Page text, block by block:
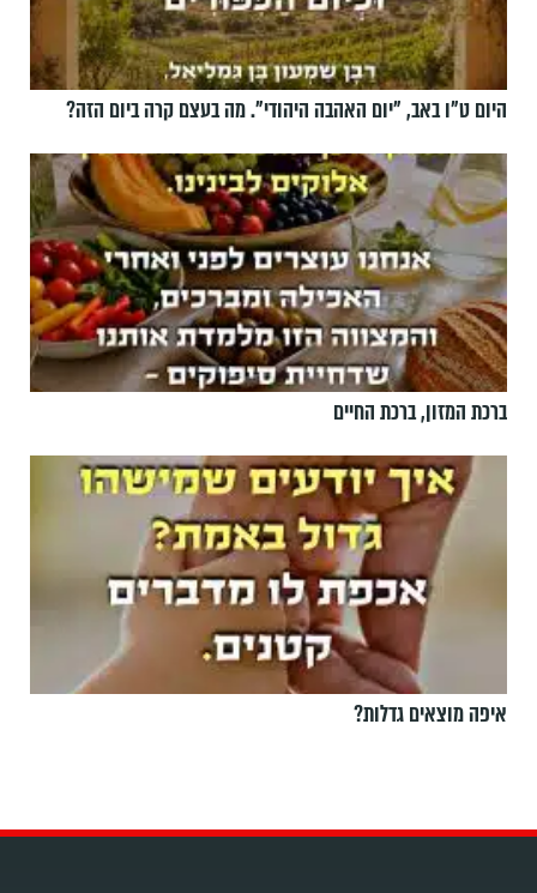
היום ט"ו באב, ”יום האהבה היהודי". מה בעצם קרה ביום הזה?
ברכת המזון, ברכת החיים
איפה מוצאים גדלות?